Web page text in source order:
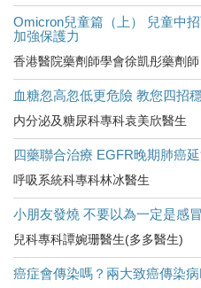
Omicron兒童篇（上） 兒童中
加強保護力
香港醫院藥劑師學會徐凱彤藥劑師
血糖忽高忽低更危險 教您四招
内分泌及糖尿科專科袁美欣醫生
四藥聯合治療 EGFR晚期肺癌
呼吸系統科專科林冰醫生
小朋友發燒 不要以為一定是感
兒科專科譚婉珊醫生(多多醫生)
癌症會傳染嗎？兩大致癌傳染